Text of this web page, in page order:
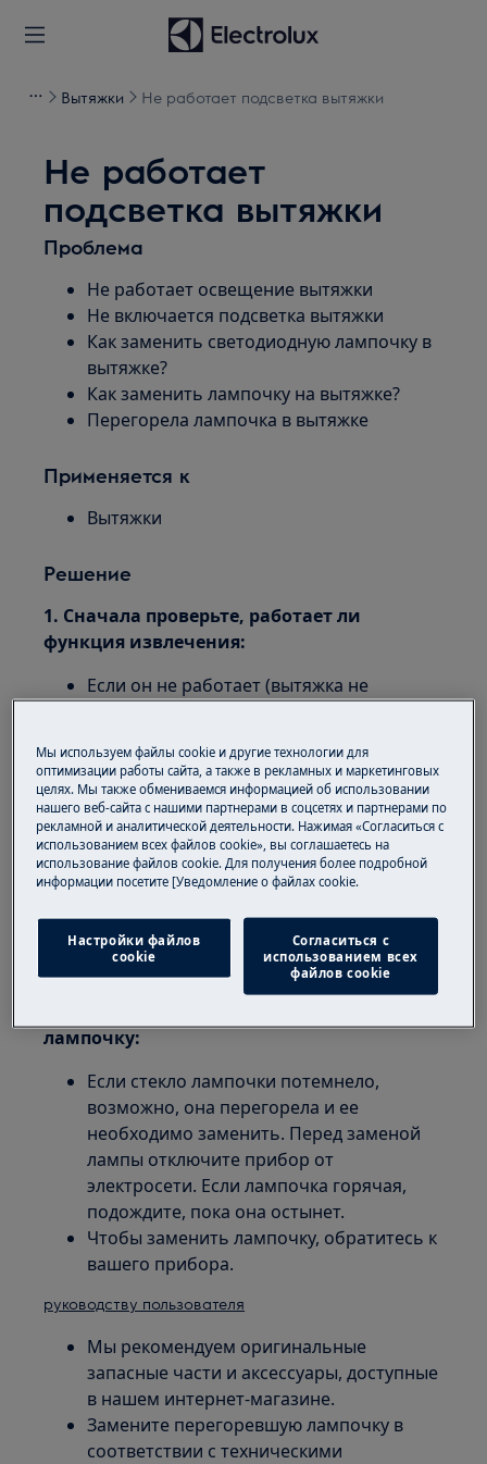
Вытяжки Не работает подсветка вытяжки
Не работает
подсветка вытяжки
Проблема
Не работает освещение вытяжки
Не включается подсветка вытяжки
Как заменить светодиодную лампочку в
вытяжке?
Как заменить лампочку на вытяжке?
Перегорела лампочка в вытяжке
Применяется к
Вытяжки
Решение
1. Сначала проверьте, работает ли
функция извлечения:
Если он не работает (вытяжка не
электрическая неисправность.
Проверьте, работают ли другие
кухонные приборы, если нет, проверьте
предохранители и обратитесь к
квалифицированному электрику для
устранения возможной неисправности
проводки.
2. Если вытяжка работает, но свет
вытяжки не включается, возможно, это
лампочку:
Если стекло лампочки потемнело,
возможно, она перегорела и ее
необходимо заменить. Перед заменой
лампы отключите прибор от
электросети. Если лампочка горячая,
подождите, пока она остынет.
Чтобы заменить лампочку, обратитесь к
вашего прибора.
руководству пользователя
Мы рекомендуем оригинальные
запасные части и аксессуары, доступные
в нашем интернет-магазине.
Замените перегоревшую лампочку в
соответствии с техническими
Мы используем файлы cookie и другие технологии для
оптимизации работы сайта, а также в рекламных и маркетинговых
целях. Мы также обмениваемся информацией об использовании
нашего веб-сайта с нашими партнерами в соцсетях и партнерами по
рекламной и аналитической деятельности. Нажимая «Согласиться с
использованием всех файлов cookie», вы соглашаетесь на
использование файлов cookie. Для получения более подробной
информации посетите [Уведомление о файлах cookie.
Настройки файлов
cookie
Согласиться с
использованием всех
файлов cookie